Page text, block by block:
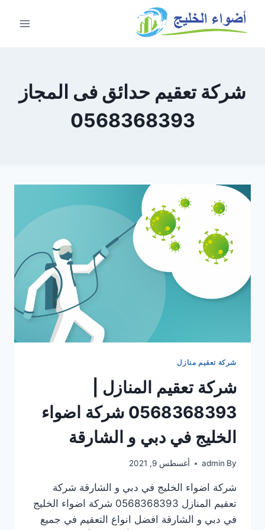
شركة تعقيم حدائق فى المجاز
0568368393
شركة تعقيم منازل
شركة تعقيم المنازل |
0568368393 شركة اضواء
الخليج في دبي و الشارقة
By
admin أغسطس 9, 2021
شركة اضواء الخليج في دبي و الشارقة شركة
تعقيم المنازل 0568368393 شركة اضواء الخليج
في دبي و الشارقة افضل انواع التعقيم في جميع